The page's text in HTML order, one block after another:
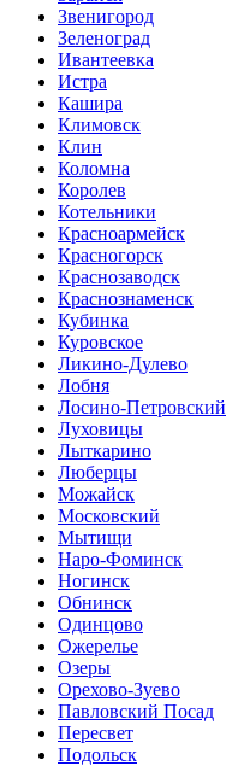
Звенигород
Зеленоград
Ивантеевка
Истра
Кашира
Климовск
Клин
Коломна
Королев
Котельники
Красноармейск
Красногорск
Краснозаводск
Краснознаменск
Кубинка
Куровское
Ликино-Дулево
Лобня
Лосино-Петровский
Луховицы
Лыткарино
Люберцы
Можайск
Московский
Мытищи
Наро-Фоминск
Ногинск
Обнинск
Одинцово
Ожерелье
Озеры
Орехово-Зуево
Павловский Посад
Пересвет
Подольск